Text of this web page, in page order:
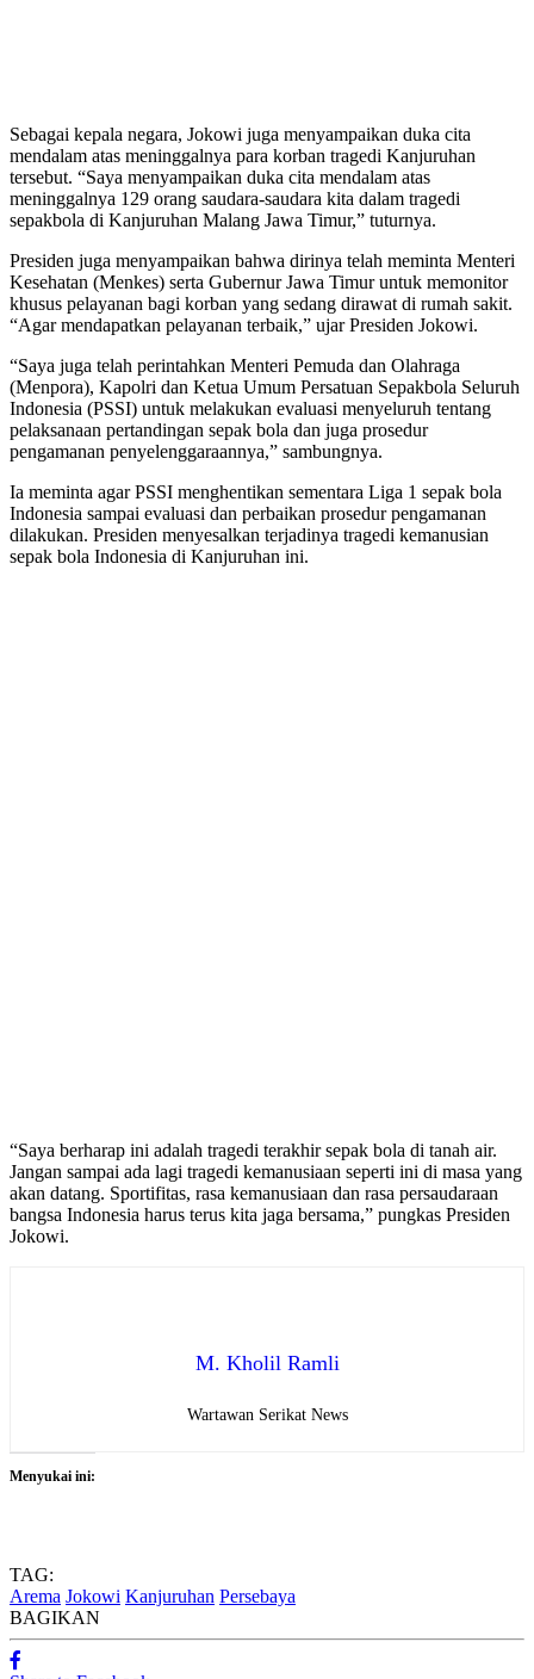
Sebagai kepala negara, Jokowi juga menyampaikan duka cita
mendalam atas meninggalnya para korban tragedi Kanjuruhan
tersebut. “Saya menyampaikan duka cita mendalam atas
meninggalnya 129 orang saudara-saudara kita dalam tragedi
sepakbola di Kanjuruhan Malang Jawa Timur,” tuturnya.
Presiden juga menyampaikan bahwa dirinya telah meminta Menteri
Kesehatan (Menkes) serta Gubernur Jawa Timur untuk memonitor
khusus pelayanan bagi korban yang sedang dirawat di rumah sakit.
“Agar mendapatkan pelayanan terbaik,” ujar Presiden Jokowi.
“Saya juga telah perintahkan Menteri Pemuda dan Olahraga
(Menpora), Kapolri dan Ketua Umum Persatuan Sepakbola Seluruh
Indonesia (PSSI) untuk melakukan evaluasi menyeluruh tentang
pelaksanaan pertandingan sepak bola dan juga prosedur
pengamanan penyelenggaraannya,” sambungnya.
Ia meminta agar PSSI menghentikan sementara Liga 1 sepak bola
Indonesia sampai evaluasi dan perbaikan prosedur pengamanan
dilakukan. Presiden menyesalkan terjadinya tragedi kemanusian
sepak bola Indonesia di Kanjuruhan ini.
“Saya berharap ini adalah tragedi terakhir sepak bola di tanah air.
Jangan sampai ada lagi tragedi kemanusiaan seperti ini di masa yang
akan datang. Sportifitas, rasa kemanusiaan dan rasa persaudaraan
bangsa Indonesia harus terus kita jaga bersama,” pungkas Presiden
Jokowi.
M. Kholil Ramli
Wartawan Serikat News
Menyukai ini:
TAG:
Arema Jokowi Kanjuruhan Persebaya
BAGIKAN